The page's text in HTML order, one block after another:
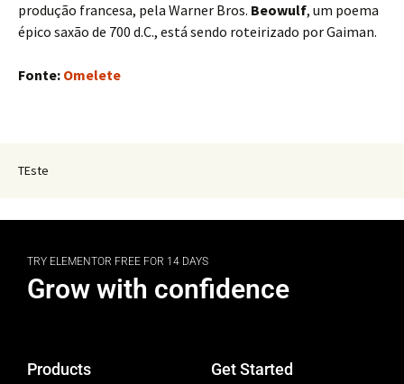
produção francesa, pela Warner Bros. Beowulf, um poema
épico saxão de 700 d.C., está sendo roteirizado por Gaiman.
Fonte: Omelete
TEste
TRY ELEMENTOR FREE FOR 14 DAYS
Grow with confidence
Products Get Started